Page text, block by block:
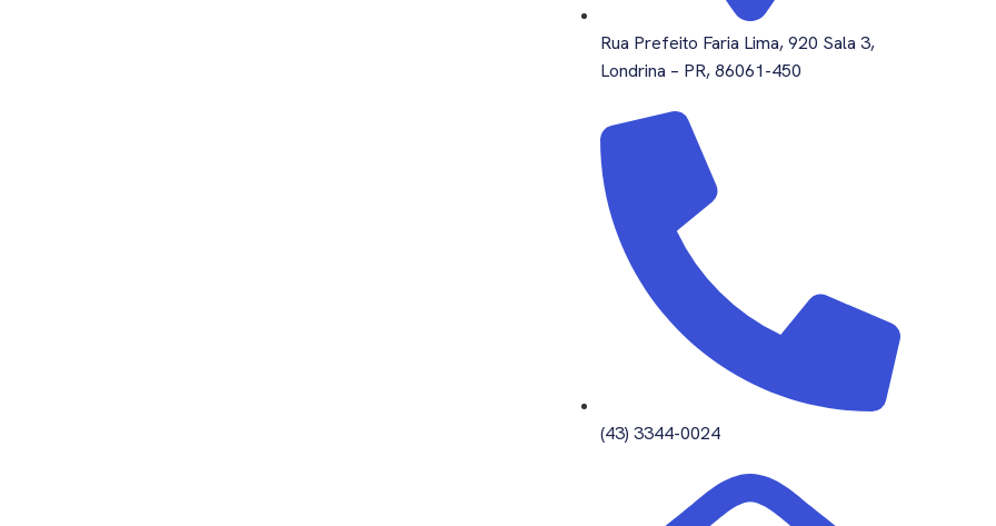
Rua Prefeito Faria Lima, 920 Sala 3,
Londrina – PR, 86061-450
(43) 3344-0024